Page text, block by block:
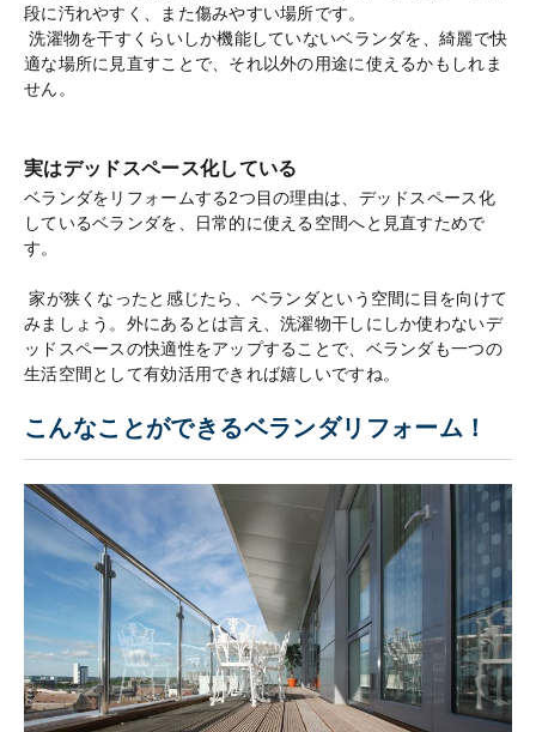
段に汚れやすく、また傷みやすい場所です。
洗濯物を干すくらいしか機能していないベランダを、綺麗で快
適な場所に見直すことで、それ以外の用途に使えるかもしれま
せん。
実はデッドスペース化している
ベランダをリフォームする2つ目の理由は、デッドスペース化
しているベランダを、日常的に使える空間へと見直すためで
す。
家が狭くなったと感じたら、ベランダという空間に目を向けて
みましょう。外にあるとは言え、洗濯物干しにしか使わないデ
ッドスペースの快適性をアップすることで、ベランダも一つの
生活空間として有効活用できれば嬉しいですね。
こんなことができるベランダリフォーム！